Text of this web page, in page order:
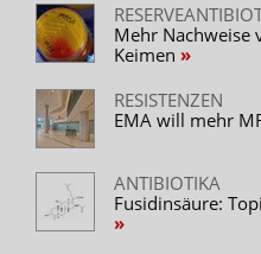
Mehr Nachweise
Keimen
RESISTENZEN
EMA will mehr
ANTIBIOTIKA
Fusidinsäure: